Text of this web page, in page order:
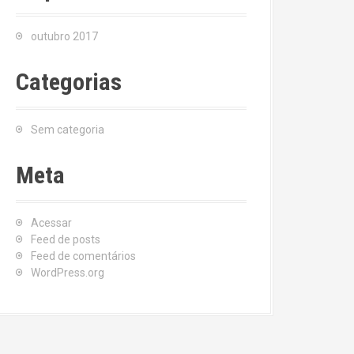
outubro 2017
Categorias
Sem categoria
Meta
Acessar
Feed de posts
Feed de comentários
WordPress.org